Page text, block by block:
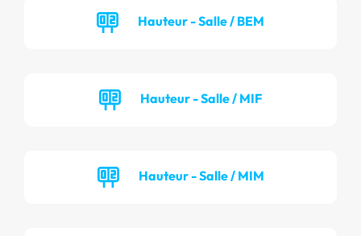
Hauteur - Salle / BEM
Hauteur - Salle / MIF
Hauteur - Salle / MIM